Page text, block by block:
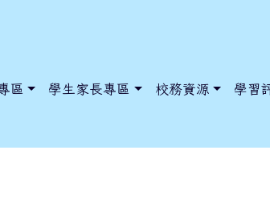
區 學生家長專區 校務資源 學習